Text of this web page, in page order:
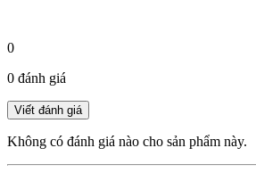
0
0 đánh giá
Không có đánh giá nào cho sản phẩm này.